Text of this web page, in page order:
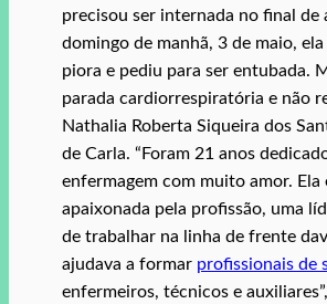
precisou ser internada no final de
domingo de manhã, 3 de maio,
piora e pediu para ser entubada.
parada cardiorrespiratória e não
Nathalia Roberta Siqueira dos
de Carla. “Foram 21 anos
enfermagem com muito amor. Ela
apaixonada pela profissão, uma
de trabalhar na linha de frente
ajudava a formar profissionais de
enfermeiros, técnicos e